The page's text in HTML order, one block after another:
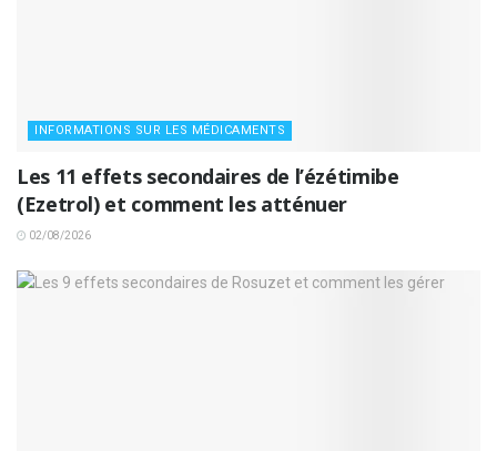
INFORMATIONS SUR LES MÉDICAMENTS
Les 11 effets secondaires de l’ézétimibe
(Ezetrol) et comment les atténuer
02/08/2026